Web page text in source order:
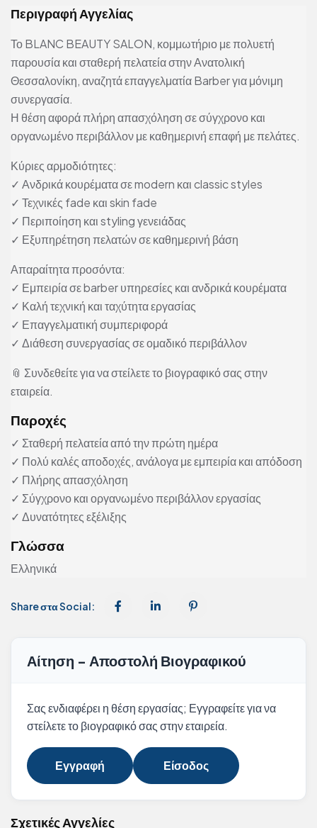
Περιγραφή Αγγελίας
Το BLANC BEAUTY SALON, κομμωτήριο με πολυετή
παρουσία και σταθερή πελατεία στην Ανατολική
Θεσσαλονίκη, αναζητά επαγγελματία Barber για μόνιμη
συνεργασία.
Η θέση αφορά πλήρη απασχόληση σε σύγχρονο και
οργανωμένο περιβάλλον με καθημερινή επαφή με πελάτες.
Κύριες αρμοδιότητες:
✓ Ανδρικά κουρέματα σε modern και classic styles
✓ Τεχνικές fade και skin fade
✓ Περιποίηση και styling γενειάδας
✓ Εξυπηρέτηση πελατών σε καθημερινή βάση
Απαραίτητα προσόντα:
✓ Εμπειρία σε barber υπηρεσίες και ανδρικά κουρέματα
✓ Καλή τεχνική και ταχύτητα εργασίας
✓ Επαγγελματική συμπεριφορά
✓ Διάθεση συνεργασίας σε ομαδικό περιβάλλον
📎 Συνδεθείτε για να στείλετε το βιογραφικό σας στην
εταιρεία.
Παροχές
✓ Σταθερή πελατεία από την πρώτη ημέρα
✓ Πολύ καλές αποδοχές, ανάλογα με εμπειρία και απόδοση
✓ Πλήρης απασχόληση
✓ Σύγχρονο και οργανωμένο περιβάλλον εργασίας
✓ Δυνατότητες εξέλιξης
Γλώσσα
Ελληνικά
Share στα Social:
Αίτηση - Αποστολή Βιογραφικού
Σας ενδιαφέρει η θέση εργασίας; Εγγραφείτε για να
στείλετε το βιογραφικό σας στην εταιρεία.
Εγγραφή Είσοδος
Σχετικές Αγγελίες